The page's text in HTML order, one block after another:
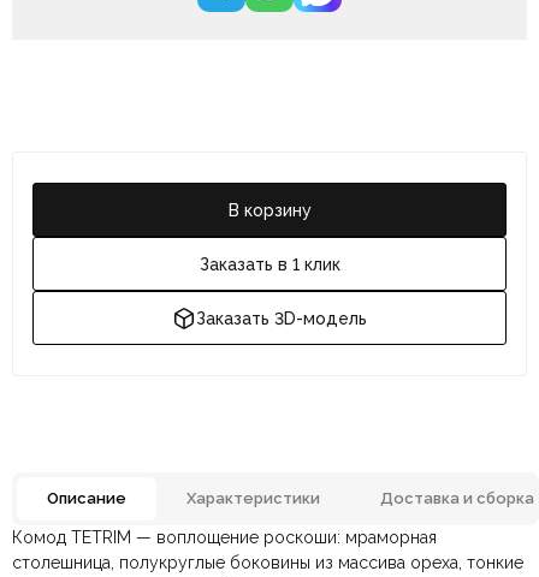
В корзину
Заказать в 1 клик
Заказать 3D-модель
Описание Характеристики Доставка и сборка
Комод TETRIM — воплощение роскоши: мраморная
столешница, полукруглые боковины из массива ореха, тонкие
Цвет Белый, Бронза, Венге
Отзывов ещё нет. Напишите первым.